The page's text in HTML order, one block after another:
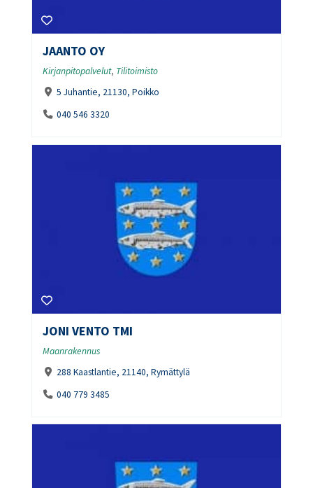
JAANTO OY
Kirjanpitopalvelut, Tilitoimisto
5 Juhantie, 21130, Poikko
040 546 3320
JONI VENTO TMI
Maanrakennus
288 Kaastlantie, 21140, Rymättylä
040 779 3485